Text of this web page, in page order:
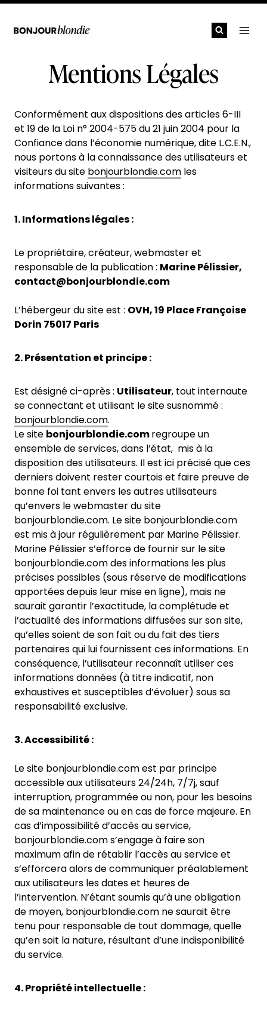
Aller
contenu
Mentions Légales
Conformément aux dispositions des articles 6-III
et 19 de la Loi n° 2004-575 du 21 juin 2004 pour la
Confiance dans l’économie numérique, dite L.C.E.N.,
nous portons à la connaissance des utilisateurs et
visiteurs du site bonjourblondie.com les
informations suivantes :
1. Informations légales :
Le propriétaire, créateur, webmaster et
responsable de la publication : Marine Pélissier,
contact@bonjourblondie.com
L’hébergeur du site est : OVH, 19 Place Françoise
Dorin 75017 Paris
2. Présentation et principe :
Est désigné ci-après : Utilisateur, tout internaute
se connectant et utilisant le site susnommé :
bonjourblondie.com.
Le site bonjourblondie.comregroupe un
ensemble de services, dans l’état, mis à la
disposition des utilisateurs. Il est ici précisé que ces
derniers doivent rester courtois et faire preuve de
bonne foi tant envers les autres utilisateurs
qu’envers le webmaster du site
bonjourblondie.com. Le site bonjourblondie.com
est mis à jour régulièrement par Marine Pélissier.
Marine Pélissier s’efforce de fournir sur le site
bonjourblondie.com des informations les plus
précises possibles (sous réserve de modifications
apportées depuis leur mise en ligne), mais ne
saurait garantir l’exactitude, la complétude et
l’actualité des informations diffusées sur son site,
qu’elles soient de son fait ou du fait des tiers
partenaires qui lui fournissent ces informations. En
conséquence, l’utilisateur reconnaît utiliser ces
informations données (à titre indicatif, non
exhaustives et susceptibles d’évoluer) sous sa
responsabilité exclusive.
3. Accessibilité :
Le site bonjourblondie.com est par principe
accessible aux utilisateurs 24/24h, 7/7j, sauf
interruption, programmée ou non, pour les besoins
de sa maintenance ou en cas de force majeure. En
cas d’impossibilité d’accès au service,
bonjourblondie.com s’engage à faire son
maximum afin de rétablir l’accès au service et
s’efforcera alors de communiquer préalablement
aux utilisateurs les dates et heures de
l’intervention. N’étant soumis qu’à une obligation
de moyen, bonjourblondie.com ne saurait être
tenu pour responsable de tout dommage, quelle
qu’en soit la nature, résultant d’une indisponibilité
du service.
4. Propriété intellectuelle :